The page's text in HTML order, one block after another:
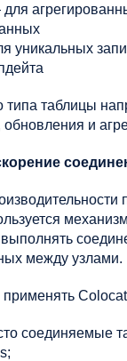
уникальных
типа таблицы
обновления и
между узлами.
соединяемые